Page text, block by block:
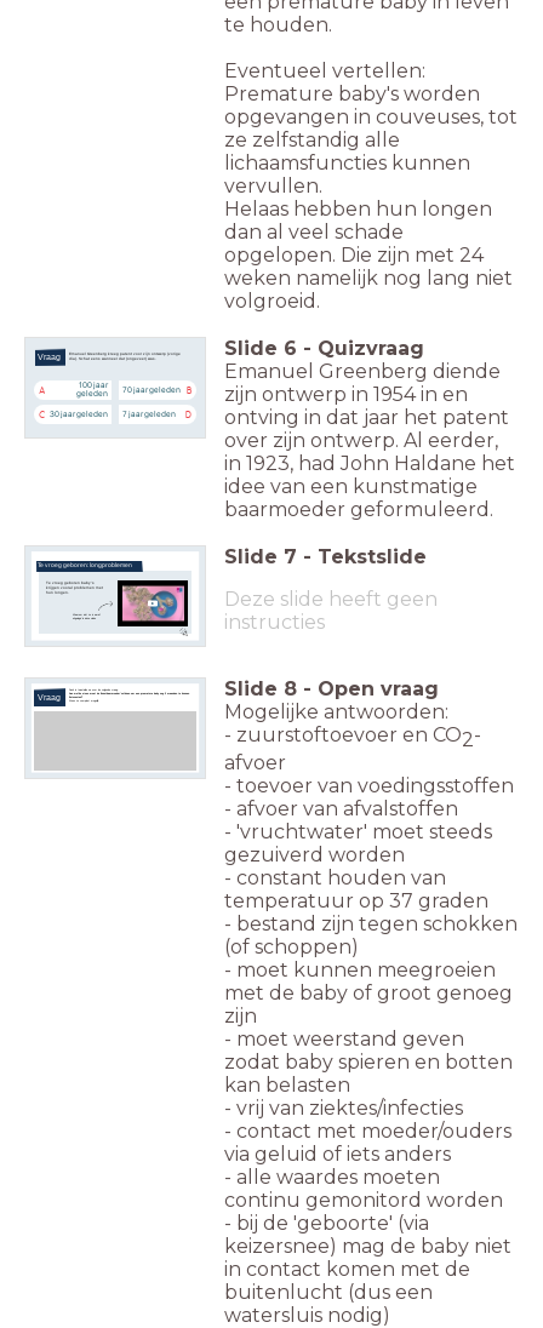
te houden.
Eventueel vertellen:
Premature baby's worden
opgevangen in couveuses, tot
ze zelfstandig alle
lichaamsfuncties kunnen
vervullen.
Helaas hebben hun longen
dan al veel schade
opgelopen. Die zijn met 24
weken namelijk nog lang niet
volgroeid.
Vraag
Emanuel Greenberg kreeg patent voor zijn ontwerp (vorige
dia). Schat eens wanneer dat (ongeveer) was.
A
100 jaar
geleden
B
70 jaar geleden
C 30 jaar geleden D
7 jaar geleden
Slide 6 - Quizvraag
Emanuel Greenberg diende
zijn ontwerp in 1954 in en
ontving in dat jaar het patent
over zijn ontwerp. Al eerder,
in 1923, had John Haldane het
idee van een kunstmatige
baarmoeder geformuleerd.
Te vroeg geboren: longproblemen
Te vroeg geboren baby's
krijgen vooral problemen met
hun longen.
Waarom dat zo is wordt
uitgelegd in deze video
Slide 7 - Tekstslide
Deze slide heeft geen
instructies
Vraag
Denk in tweetallen na over de volgende vraag:
Aan welke eisen moet de 'kunstbaarmoeder' voldoen om een premature baby nog 3 maanden te kunnen
'huisvesten'?
Wees zo compleet mogelijk.
Slide 8 - Open vraag
Mogelijke antwoorden:
- zuurstoftoevoer en CO2-
afvoer
- toevoer van voedingsstoffen
- afvoer van afvalstoffen
- 'vruchtwater' moet steeds
gezuiverd worden
- constant houden van
temperatuur op 37 graden
- bestand zijn tegen schokken
(of schoppen)
- moet kunnen meegroeien
met de baby of groot genoeg
zijn
- moet weerstand geven
zodat baby spieren en botten
kan belasten
- vrij van ziektes/infecties
- contact met moeder/ouders
via geluid of iets anders
- alle waardes moeten
continu gemonitord worden
- bij de 'geboorte' (via
keizersnee) mag de baby niet
in contact komen met de
buitenlucht (dus een
watersluis nodig)